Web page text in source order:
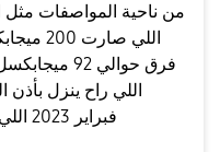
من ناحية المواصفات مثل
فرق حوالي